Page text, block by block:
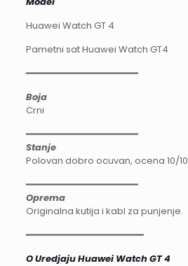
Huawei Watch GT 4
Pametni sat Huawei Watch GT4
━━━━━━━━━━━━━━━━━━━━
Boja
Crni
━━━━━━━━━━━━━━━━━━━━
Stanje
Polovan dobro ocuvan, ocena 10/10
━━━━━━━━━━━━━━━━━━━━
Oprema
Originalna kutija i kabl za punjenje.
━━━━━━━━━━━━━━━━━━━━━
O Uredjaju Huawei Watch GT 4